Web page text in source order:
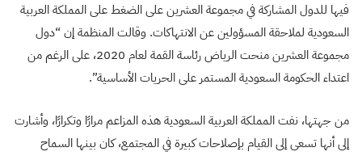
فيها للدول المشاركة في مجموعة العشرين على الضغط على المملكة العربية
السعودية لملاحقة المسؤولين عن الانتهاكات. وقالت المنظمة إن “دول
مجموعة العشرين منحت الرياض رئاسة القمة لعام 2020، على الرغم من
اعتداء الحكومة السعودية المستمر على الحريات الأساسية”.
من جهتها، نفت المملكة العربية السعودية هذه المزاعم مرارًا وتكرارًا، وأشارت
إلى أنها تسعى إلى القيام بإصلاحات كبيرة في المجتمع، كان بينها السماح